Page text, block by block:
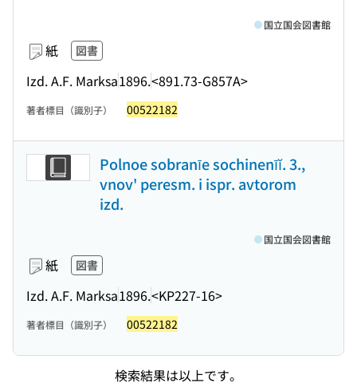
紙 図書
Izd. A.F. Marksa1896.<891.73-G857A>
国立国会図書館
著者標目（識別子） 00522182
Polnoe sobranīe sochinenīĭ. 3.,
vnov' peresm. i ispr. avtorom
izd.
紙 図書
Izd. A.F. Marksa1896.<KP227-16>
国立国会図書館
著者標目（識別子） 00522182
検索結果は以上です。